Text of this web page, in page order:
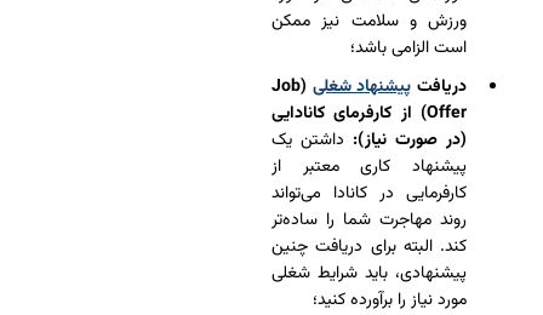
ورزش و سلامت نیز ممکن
است الزامی باشد؛
دریافت پیشنهاد شغلی (Job
Offer) از کارفرمای کانادایی
(در صورت نیاز): داشتن یک
پیشنهاد کاری معتبر از
کارفرمایی در کانادا می‌تواند
روند مهاجرت شما را ساده‌تر
کند. البته برای دریافت چنین
پیشنهادی، باید شرایط شغلی
مورد نیاز را برآورده کنید؛